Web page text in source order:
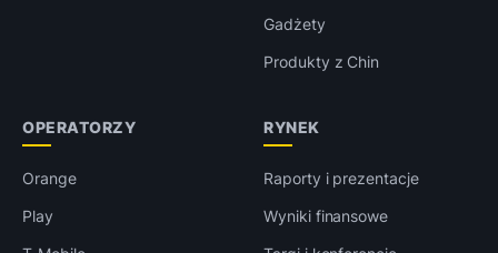
Gadżety
Produkty z Chin
OPERATORZY
Orange
Play
RYNEK
Raporty i prezentacje
Wyniki finansowe